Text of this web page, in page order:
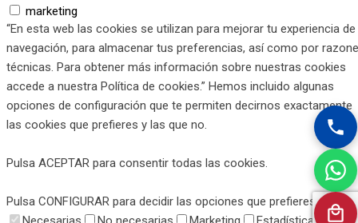
“En esta web las cookies se utilizan para mejorar tu experiencia de
navegación, para almacenar tus preferencias, así como por
técnicas. Para obtener más información sobre nuestras cookies
accede a nuestra Política de cookies.” Hemos incluido algunas
opciones de configuración que te permiten decirnos exactamente
las cookies que prefieres y las que no.
Pulsa ACEPTAR para consentir todas las cookies.
Pulsa CONFIGURAR para decidir las opciones que prefieres.”
marketing
Las cookies de marketing se utilizan para rastrear visitantes en
sitios web. La intención es mostrar anuncios que sean relevantes
y atractivos para el usuario individual y, por lo tanto, más valiosos
para los editores y anunciantes externos.
Estadísticas
Las cookies estadísticas ayudan a los propietarios de sitios web
a comprender cómo los visitantes interactúan con los sitios web
mediante la recopilación y presentación de información de forma